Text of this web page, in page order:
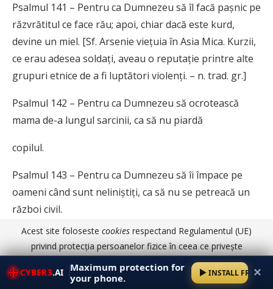
Psalmul 141 – Pentru ca Dumnezeu să îl facă pașnic pe
răzvrătitul ce face rău; apoi, chiar dacă este kurd,
devine un miel. [Sf. Arsenie viețuia în Asia Mica. Kurzii,
ce erau adesea soldați, aveau o reputație printre alte
grupuri etnice de a fi luptători violenți. – n. trad. gr.]
Psalmul 142 – Pentru ca Dumnezeu să ocrotească
mama de-a lungul sarcinii, ca să nu piardă
copilul.
Psalmul 143 – Pentru ca Dumnezeu să îi împace pe
oameni când sunt neliniștiți, ca să nu se petreacă un
război civil.
Psalmul 144 – Pentru ca Dumnezeu să binecuvânteze
lucrul oamenilor, ca să fie bine primit de către Dansul.
Psalmul 145 – Pentru ca Dumnezeu să oprească
CYBER3.AI Maximum protection for
your phone.
INSTALL FREE✕
Acest site foloseste cookies respectand Regulamentul (UE)
privind protecția persoanelor fizice în ceea ce privește
prelucrarea datelor cu caracter personal și privind libera
circulație a acestor date.
Detalii aici